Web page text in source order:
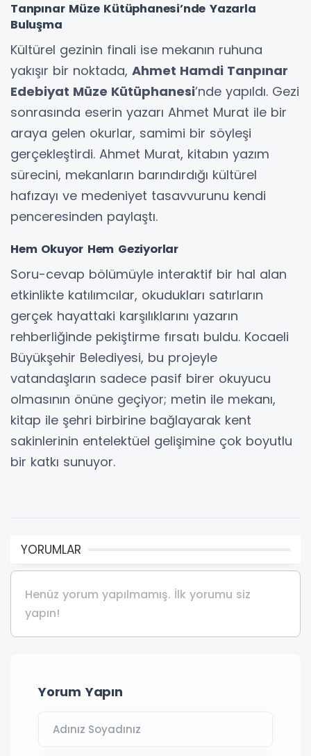
Tanpınar Müze Kütüphanesi’nde Yazarla
Buluşma
Kültürel gezinin finali ise mekanın ruhuna
yakışır bir noktada, Ahmet Hamdi Tanpınar
Edebiyat Müze Kütüphanesi’nde yapıldı. Gezi
sonrasında eserin yazarı Ahmet Murat ile bir
araya gelen okurlar, samimi bir söyleşi
gerçekleştirdi. Ahmet Murat, kitabın yazım
sürecini, mekanların barındırdığı kültürel
hafızayı ve medeniyet tasavvurunu kendi
penceresinden paylaştı.
Hem Okuyor Hem Geziyorlar
Soru-cevap bölümüyle interaktif bir hal alan
etkinlikte katılımcılar, okudukları satırların
gerçek hayattaki karşılıklarını yazarın
rehberliğinde pekiştirme fırsatı buldu. Kocaeli
Büyükşehir Belediyesi, bu projeyle
vatandaşların sadece pasif birer okuyucu
olmasının önüne geçiyor; metin ile mekanı,
kitap ile şehri birbirine bağlayarak kent
sakinlerinin entelektüel gelişimine çok boyutlu
bir katkı sunuyor.
YORUMLAR
Henüz yorum yapılmamış. İlk yorumu siz
yapın!
Yorum Yapın